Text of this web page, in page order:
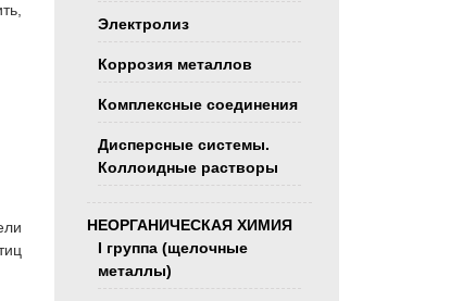
Электролиз
Коррозия металлов
Комплексные соединения
Дисперсные системы.
Коллоидные растворы
НЕОРГАНИЧЕСКАЯ ХИМИЯ
I группа (щелочные
металлы)